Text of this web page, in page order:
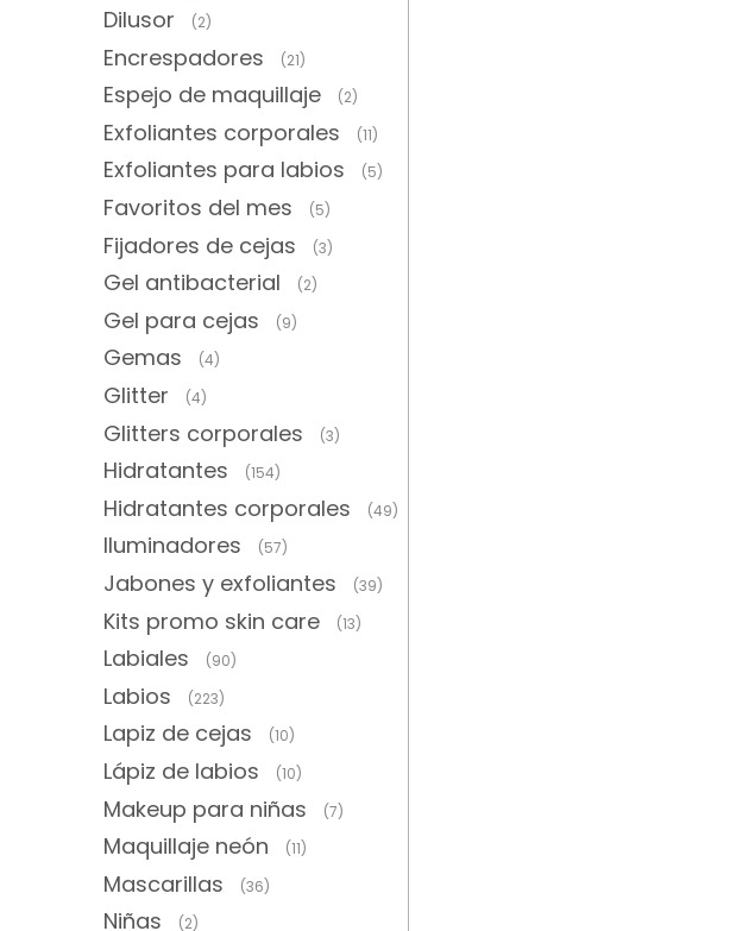
Dilusor (2)
Encrespadores (21)
Espejo de maquillaje (2)
Exfoliantes corporales (11)
Exfoliantes para labios (5)
Favoritos del mes (5)
Fijadores de cejas (3)
Gel antibacterial (2)
Gel para cejas (9)
Gemas (4)
Glitter (4)
Glitters corporales (3)
Hidratantes (154)
Hidratantes corporales (49)
Iluminadores (57)
Jabones y exfoliantes (39)
Kits promo skin care (13)
Labiales (90)
Labios (223)
Lapiz de cejas (10)
Lápiz de labios (10)
Makeup para niñas (7)
Maquillaje neón (11)
Mascarillas (36)
Niñas (2)